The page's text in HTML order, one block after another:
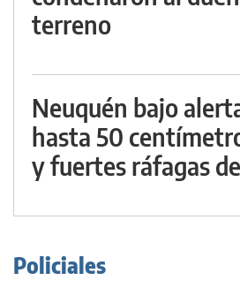
terreno
Neuquén bajo
hasta 50
y fuertes ráfagas
Policiales